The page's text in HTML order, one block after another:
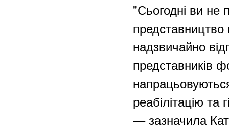
"Сьогодні ви
представництво
надзвичайно
представників
реабілітацію
— зазначила